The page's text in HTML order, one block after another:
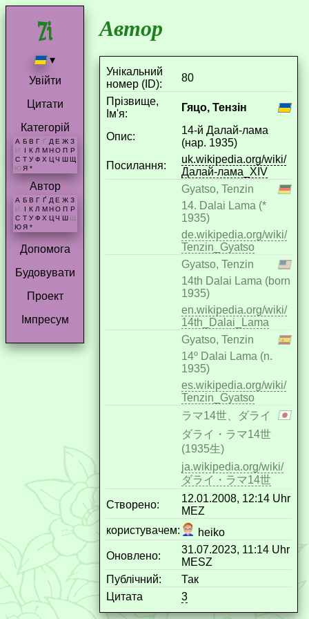
▾
Увійти
Цитати
Категорій
А Б В Г Ґ Д Е Ж З
И
І К Л М Н О П Р
С Т У Ф Х Ц Ч Ш Щ
Ю Я *
Автор
А Б В Г Ґ Д Е Ж З
И
К Л М Н О П Р
С Т У Ф Х Ц Ч Ш Щ
Ю Я *
Допомога
Будовувати
Проект
Імпресум
Автор
Унікальний
номер (ID):
80
Прізвище,
Ім'я:
Гяцо, Тензін
Опис:
14-й Далай-лама
(нар. 1935)
Посилання:
uk.wikipedia.org/wiki/
Далай-лама_XIV
Gyatso, Tenzin
14. Dalai Lama (*
1935)
de.wikipedia.org/wiki/
Tenzin_Gyatso
Gyatso, Tenzin
14th Dalai Lama (born
1935)
en.wikipedia.org/wiki/
14th_Dalai_Lama
Gyatso, Tenzin
14º Dalai Lama (n.
1935)
es.wikipedia.org/wiki/
Tenzin_Gyatso
ラマ14世、ダライ
ダライ・ラマ14世
(1935生)
ja.wikipedia.org/wiki/
ダライ・ラマ14世
Створено:
12.01.2008, 12:14 Uhr
MEZ
користувачем:
heiko
Оновлено:
31.07.2023, 11:14 Uhr
MESZ
Публічний:
Так
Цитата
3